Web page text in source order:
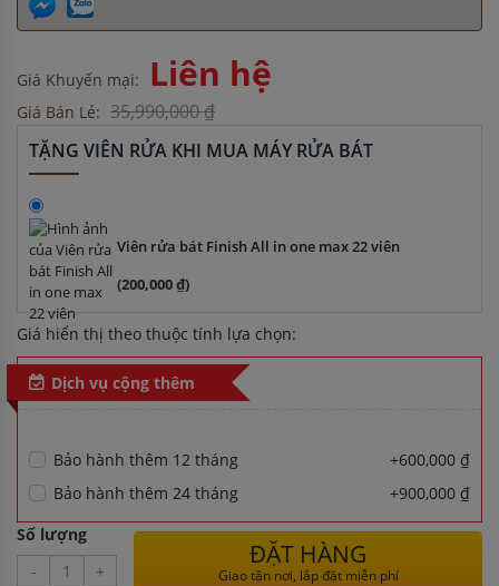
Giá Khuyến mại: Liên hệ
Giá Bán Lẻ: 35,990,000 ₫
TẶNG VIÊN RỬA KHI MUA MÁY RỬA BÁT
Viên rửa bát Finish All in one max 22 viên
(200,000 ₫)
Giá hiển thị theo thuộc tính lựa chọn:
Dịch vụ cộng thêm
Bảo hành thêm 12 tháng
+600,000 ₫
Bảo hành thêm 24 tháng
+900,000 ₫
Số lượng
-
+
ĐẶT HÀNG
Giao tận nơi, lắp đặt miễn phí